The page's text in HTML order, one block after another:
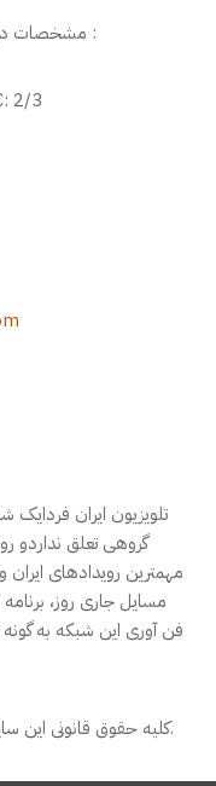
مشخصات دریافت شبکه ایران فردا در ماهواره ترکمنعالم :
2/3
تلویزیون ایران
گروهی تعلق نداردو
مسایل جاری روز،
فن آوری این شبکه به
کلیه حقوق قانونی این سایت متعلق به شبکه تلویزیون ایران فردا است.